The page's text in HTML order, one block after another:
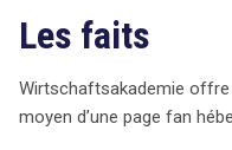
Wirtschaftsakademie,
utilise une page fan sur
services. Cependant,
visiteurs via des
Les faits
Wirtschaftsakademie
moyen d’une page fan